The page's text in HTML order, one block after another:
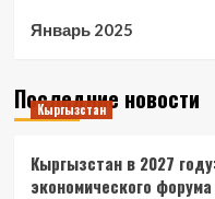
Январь 2025
Последние новости
Кыргызстан
Кыргызстан в 2027
экономического форума